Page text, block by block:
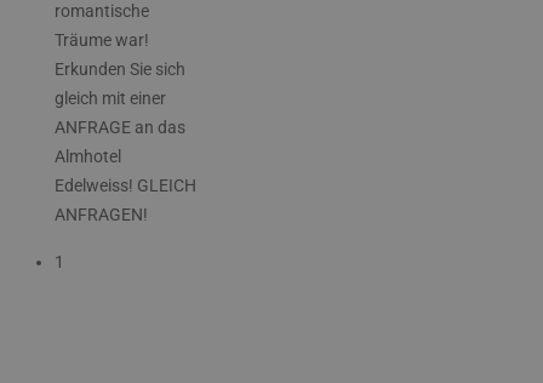
romantische
Träume war!
Erkunden Sie sich
gleich mit einer
ANFRAGE an das
Almhotel
Edelweiss! GLEICH
ANFRAGEN!
1